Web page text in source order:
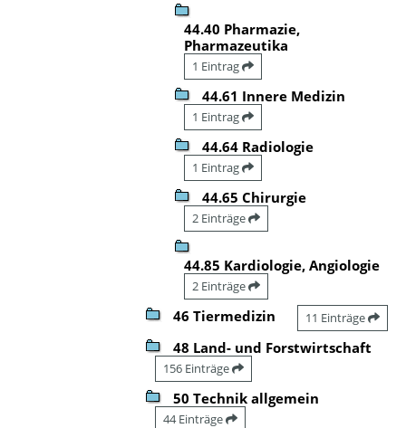
44.40 Pharmazie,
Pharmazeutika
1 Eintrag
44.61 Innere Medizin
1 Eintrag
44.64 Radiologie
1 Eintrag
44.65 Chirurgie
2 Einträge
44.85 Kardiologie, Angiologie
2 Einträge
46 Tiermedizin 11 Einträge
48 Land- und Forstwirtschaft
156 Einträge
50 Technik allgemein
44 Einträge